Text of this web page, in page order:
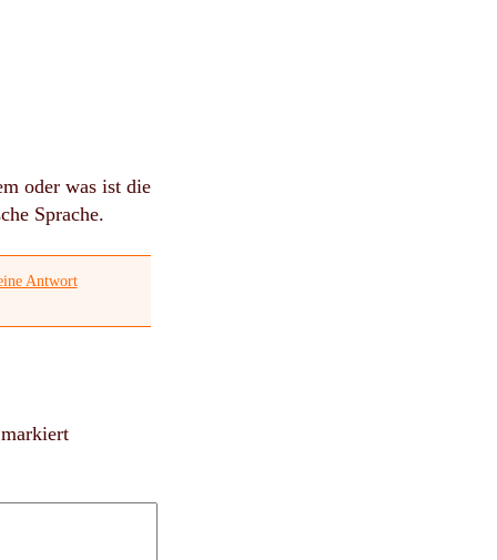
oder was ist die
Sprache.
Antwort
markiert